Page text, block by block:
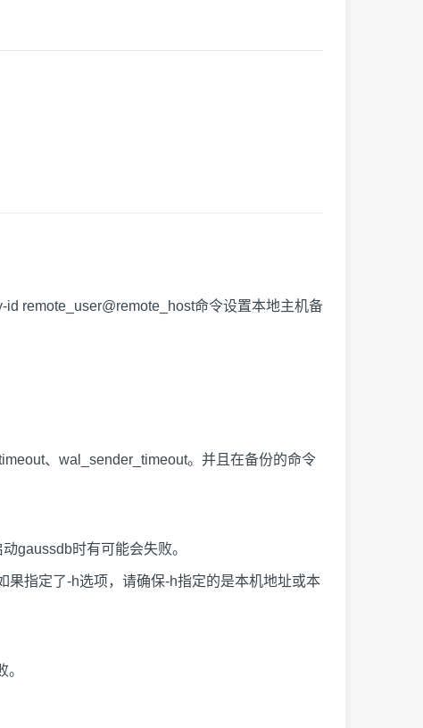
remote_user@remote_host命令设置本地主机备
、wal_sender_timeout。并且在备份的命令
gaussdb时有可能会失败。
果指定了-h选项，请确保-h指定的是本机地址或本